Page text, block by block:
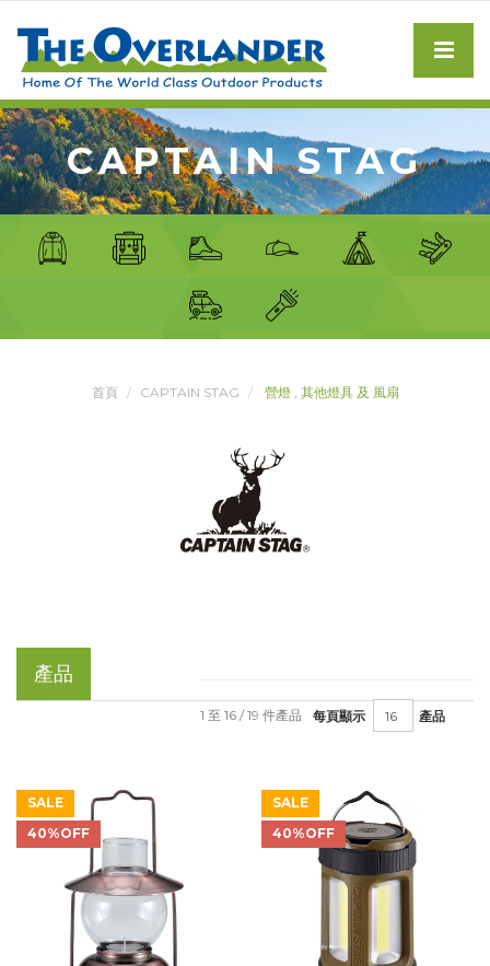
CAPTAIN STAG
首頁 CAPTAIN STAG 營燈 , 其他燈具 及 風扇
產品
每頁顯示 產品
1 至 16 / 19 件產品
SALE
40%OFF
SALE
40%OFF